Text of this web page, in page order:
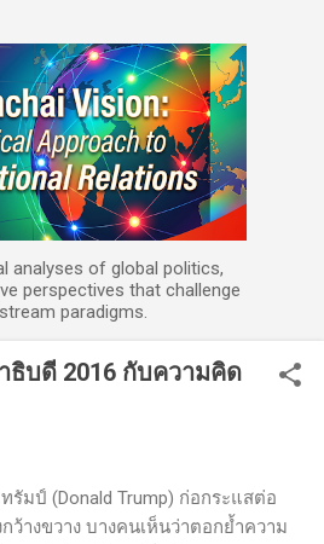
analyses of global politics,
perspectives that challenge
paradigms.
ธิบดี 2016 กับความคิด
รัมป์ (Donald Trump) ก่อกระแสต่อ
ว้างขวาง บางคนเห็นว่าตอกย้ำความ